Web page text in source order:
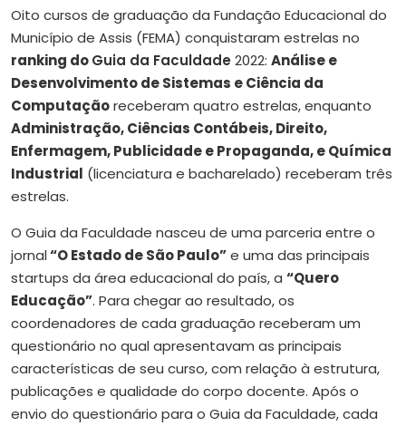
Oito cursos de graduação da Fundação Educacional do
Município de Assis (FEMA) conquistaram estrelas no
ranking doGuia da Faculdade 2022: Análise e
Desenvolvimento de Sistemas e Ciência da
Computaçãoreceberam quatro estrelas, enquanto
Administração, Ciências Contábeis, Direito,
Enfermagem, Publicidade e Propaganda, e Química
Industrial (licenciatura e bacharelado) receberam três
estrelas.
O Guia da Faculdade nasceu de uma parceria entre o
jornal“O Estado de São Paulo”e uma das principais
startups da área educacional do país, a “Quero
Educação”. Para chegar ao resultado, os
coordenadores de cada graduação receberam um
questionário no qual apresentavam as principais
características de seu curso, com relação à estrutura,
publicações e qualidade do corpo docente. Após o
envio do questionário para o Guia da Faculdade, cada